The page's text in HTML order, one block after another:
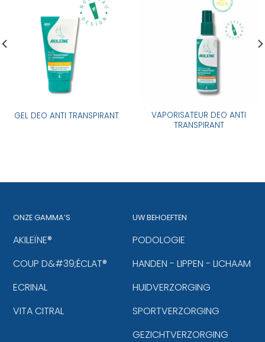
GEL DEO ANTI TRANSPIRANT
VAPORISATEUR DEO ANTI
TRANSPIRANT
ONZE GAMMA’S
AKILEÏNE®
COUP D&#39;ÉCLAT®
ECRINAL
VITA CITRAL
UW BEHOEFTEN
PODOLOGIE
HANDEN - LIPPEN - LICHAAM
HUIDVERZORGING
SPORTVERZORGING
GEZICHTVERZORGING